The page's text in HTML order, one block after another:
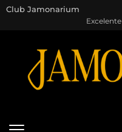
Excelente
Club Jamonarium